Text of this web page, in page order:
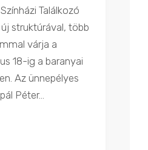
Találkozó
struktúrával, több
várja a
18-ig a baranyai
Az ünnepélyes
Péter...